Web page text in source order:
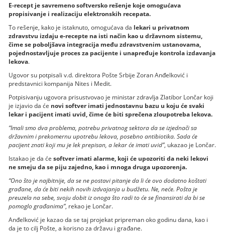
E-recept je savremeno softversko rešenje koje omogućava
propisivanje i realizaciju elektronskih recepata.
To rešenje, kako je istaknuto, omogućava da lekari u privatnom
zdravstvu izdaju e-recepte na isti način kao u državnom sistemu,
čime se poboljšava integracija među zdravstvenim ustanovama,
pojednostavljuje proces za pacijente i unapređuje kontrola izdavanja
lekova.
Ugovor su potpisali v.d. direktora Pošte Srbije Zoran Anđelković i
predstavnici kompanija Nites i Medit.
Potpisivanju ugovora prisustvovao je ministar zdravlja Zlatibor Lončar koji
je izjavio da će novi softver imati jednostavnu bazu u koju će svaki
lekar i pacijent imati uvid, čime će biti sprečena zloupotreba lekova.
“Imali smo dva problema, potrebu privatnog sektora da se izjednači sa
državnim i prekomernu upotrebu lekova, posebno antibiotika. Sada će
pacijent znati koji mu je lek prepisan, a lekar će imati uvid”, ukazao je Lončar.
Istakao je da ćesoftver imati alarme, koji će upozoriti da neki lekovi
ne smeju da se piju zajedno, kao i mnoga druga upozorenja.
“Ono što je najbitnije, da se ne postavi pitanje da li će ovo dodatno koštati
građane, da će biti nekih novih izdvajanja u budžetu. Ne, neće. Pošta je
preuzela na sebe, svoju dobit iz onoga što radi to će se finansirati da bi se
pomoglo građanima”, rekao je Lončar.
Anđelković je kazao da se taj projekat pripreman oko godinu dana, kao i
da je to cilj Pošte, a korisno za državu i građane.